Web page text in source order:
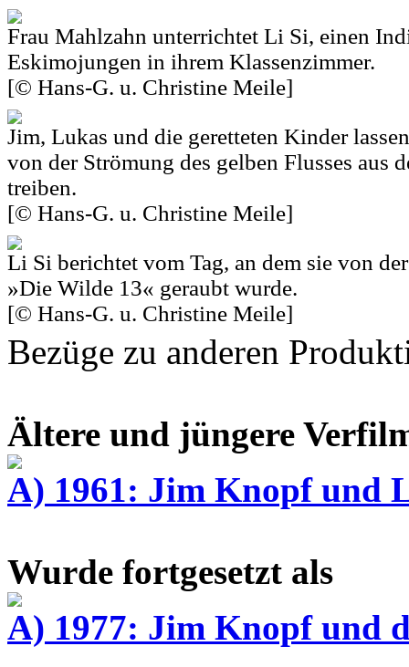
Frau Mahlzahn unterrichtet Li Si, einen
Eskimojungen in ihrem Klassenzimmer.
[© Hans-G. u. Christine Meile]
Jim, Lukas und die geretteten Kinder
von der Strömung des gelben Flusses aus
treiben.
[© Hans-G. u. Christine Meile]
Li Si berichtet vom Tag, an dem sie von
»Die Wilde 13« geraubt wurde.
[© Hans-G. u. Christine Meile]
Bezüge zu anderen
Ältere und jüngere
A) 1961: Jim Knopf und
Wurde fortgesetzt als
A) 1977: Jim Knopf und